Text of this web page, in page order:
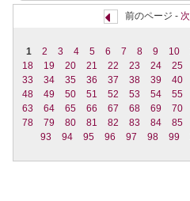
前のページ -
1 2 3 4 5 6 7 8 9 10
18
19 20 21 22 23 24 25
33
34 35 36 37 38 39 40
48
49 50 51 52 53 54 55
63
64 65 66 67 68 69 70
78
79 80 81 82 83 84 85
93
94 95 96 97 98 99